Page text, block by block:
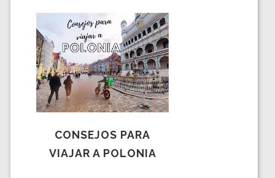
CONSEJOS PARA
VIAJAR A POLONIA